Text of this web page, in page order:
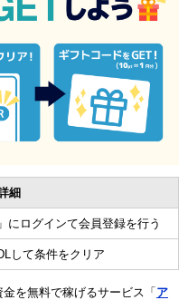
細
にログインて会員登録を行う
して条件をクリア
を無料で稼げるサービス「ア